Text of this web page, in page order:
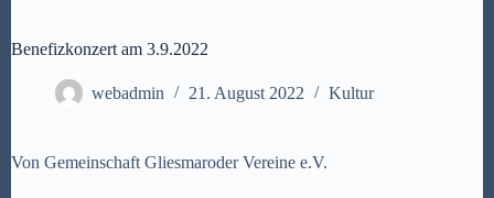
Benefizkonzert am 3.9.2022
webadmin 21. August 2022 Kultur
Von Gemeinschaft Gliesmaroder Vereine e.V.